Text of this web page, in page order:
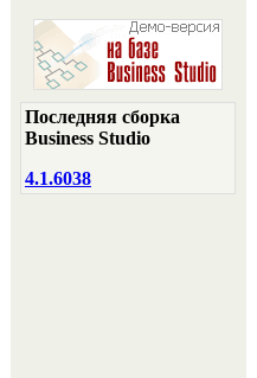
Последняя сборка
Business Studio
4.1.6038